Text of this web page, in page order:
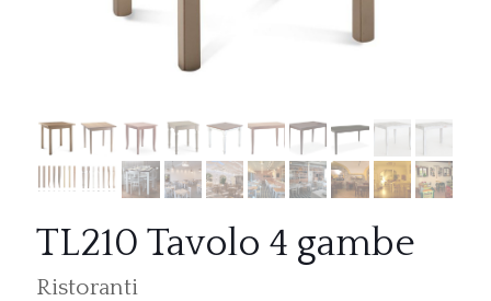
TL210 Tavolo 4 gambe
Ristoranti